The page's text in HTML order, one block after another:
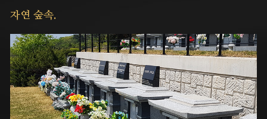
자연 숲속.